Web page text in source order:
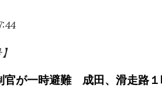
官が一時避難 成田、滑走路１